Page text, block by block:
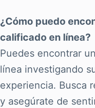
¿Cómo puedo
calificado en línea?
Puedes encontrar
línea investigando
experiencia. Busca
y asegúrate de